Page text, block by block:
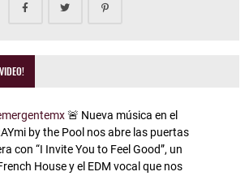
🚨 Nueva música en el
by the Pool nos abre las puertas
con “I Invite You to Feel Good”, un
House y el EDM vocal que nos